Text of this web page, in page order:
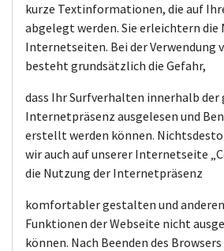
kurze Textinformationen, die auf
abgelegt werden. Sie erleichtern die
Internetseiten. Bei der Verwendung
besteht grundsätzlich die Gefahr,
dass Ihr Surfverhalten innerhalb
Internetpräsenz ausgelesen und
erstellt werden können.
wir auch auf unserer Internetseite
die Nutzung der Internetpräsenz
komfortabler gestalten und
Funktionen der Webseite nicht
können. Nach Beenden des